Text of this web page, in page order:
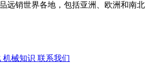
远销世界各地，包括亚洲、欧洲和南北
机械知识 联系我们